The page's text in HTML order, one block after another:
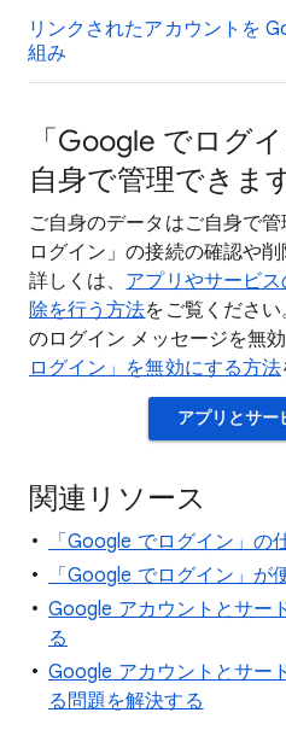
リンクされたアカウントを
組み
「Google でログ
自身で管理できま
ご自身のデータはご自身で
ログイン」の接続の確認や削
詳しくは、 アプリやサービ
除を行う方法をご覧ください
のログイン メッセージを無効
ログイン」を無効にする方法
アプリとサー
関連リソース
「Google でログイン」の
「Google でログイン」が
Google アカウントとサー
る
Google アカウントとサー
る問題を解決する